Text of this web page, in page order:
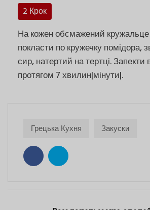
2 Крок
На кожен обсмажений
покласти по кружечку помідора,
сир, натертий на тертці. Запекти
протягом 7 хвилин|мінути|.
Грецька Кухня Закуски